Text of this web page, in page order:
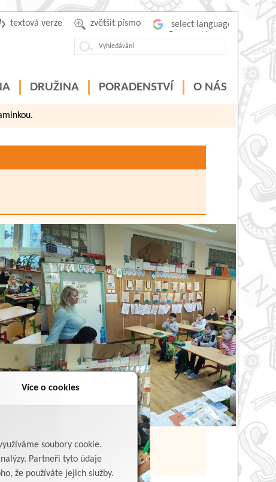
Více o cookies
soubory cookie.
Partneři tyto údaje
že používáte jejich služby.
zvětšit písmo
textová verze
DRUŽINA PORADENSTVÍ O NÁS